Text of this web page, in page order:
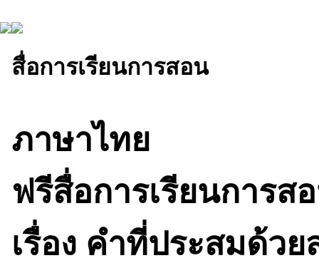
สื่อการเรียนการสอน
ภาษาไทย
ฟรีสื่อการเรียนการส
เรื่อง คำที่ประสมด้ว